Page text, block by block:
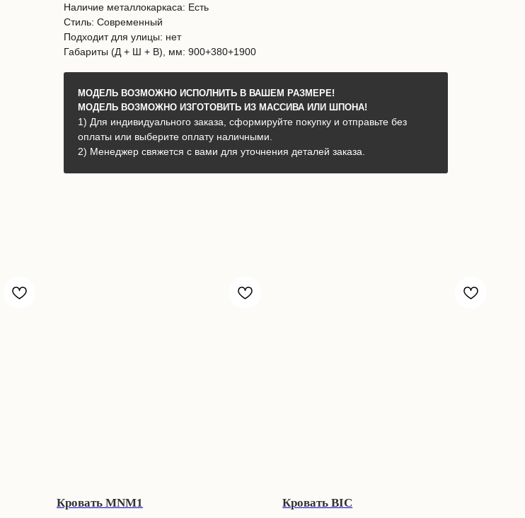
Наличие металлокаркаса: Есть
Стиль: Современный
Подходит для улицы: нет
Габариты (Д + Ш + В), мм: 900+380+1900
МОДЕЛЬ ВОЗМОЖНО ИСПОЛНИТЬ В ВАШЕМ РАЗМЕРЕ!
МОДЕЛЬ ВОЗМОЖНО ИЗГОТОВИТЬ ИЗ МАССИВА ИЛИ ШПОНА!
1) Для индивидуального заказа, сформируйте покупку и отправьте без
оплаты или выберите оплату наличными.
2) Менеджер свяжется с вами для уточнения деталей заказа.
Кровать MNM1
Кровать BIC